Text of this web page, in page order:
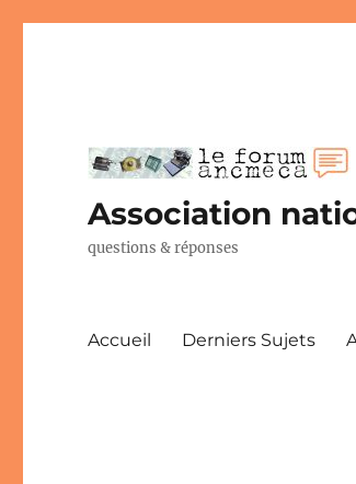
Association
questions & réponses
Accueil Derniers Sujets